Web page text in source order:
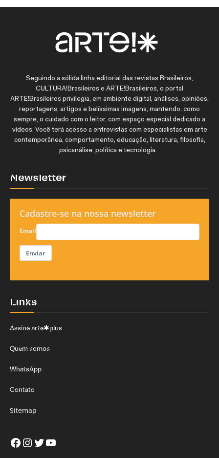
Seguindo a sólida linha editorial das revistas Brasileiros,
CULTURA!Brasileiros e ARTE!Brasileiros, o portal
ARTE!Brasileiros privilegia, em ambiente digital, análises, opiniões,
reportagens, artigos e belíssimas imagens, mantendo, como
sempre, o cuidado com o leitor, com espaço especial dedicado a
vídeos. Você terá acesso a entrevistas com especialistas em arte
contemporânea, comportamento, educação, literatura, filosofia,
psicanálise, política e tecnologia.
Newsletter
Cadastre-se na nossa newsletter
Email
Enviar
Links
Assine arte✱plus
Quem somos
WhatsApp
Contato
Sitemap
Facebook
Instagram
Twitter
Youtube